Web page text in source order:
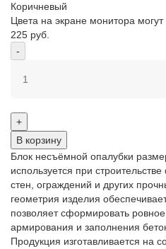
Коричневый
Цвета на экране монитора
225 руб.
-
+
В корзину
Блок несъёмной опалубки
используется при
стен, ограждений и других
геометрия изделия
позволяет сформировать
армирования и заполнения
Продукция изготавливается на